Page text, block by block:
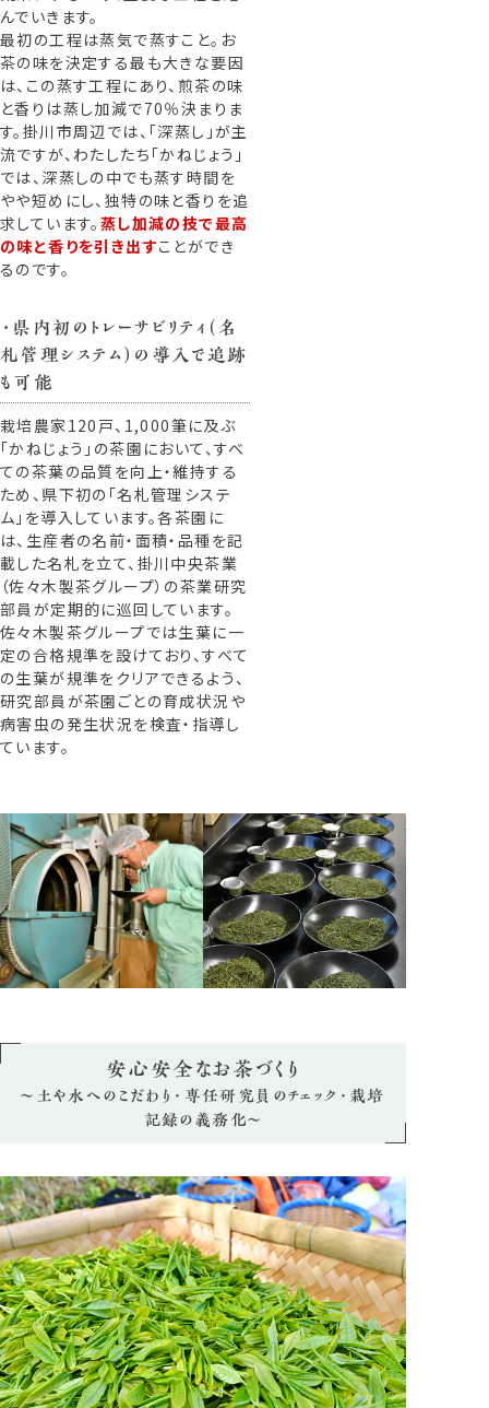
んでいきます。
最初の工程は蒸気で蒸すこと。お
茶の味を決定する最も大きな要因
は、この蒸す工程にあり、煎茶の味
と香りは蒸し加減で70％決まりま
す。掛川市周辺では、「深蒸し」が主
流ですが、わたしたち「かねじょう」
では、深蒸しの中でも蒸す時間を
やや短めにし、独特の味と香りを追
求しています。 蒸し加減の技で最高
の味と香りを引き出すことができ
るのです。
・県内初のトレーサビリティ（名
札管理システム）の導入で追跡
も可能
栽培農家120戸、1,000筆に及ぶ
「かねじょう」の茶園において、すべ
ての茶葉の品質を向上・維持する
ため、県下初の「名札管理システ
ム」を導入しています。各茶園に
は、生産者の名前・面積・品種を記
載した名札を立て、掛川中央茶業
（佐々木製茶グループ）の茶業研究
部員が定期的に巡回しています。
佐々木製茶グループでは生葉に一
定の合格規準を設けており、すべて
の生葉が規準をクリアできるよう、
研究部員が茶園ごとの育成状況や
病害虫の発生状況を検査・指導し
ています。
安心安全なお茶づくり
～土や水へのこだわり・専任研究員のチェック・栽培
記録の義務化～